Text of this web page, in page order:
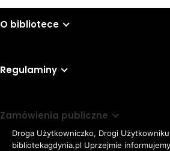
O bibliotece
Regulaminy
Zamówienia publiczne
Droga Użytkowniczko, Drogi
bibliotekagdynia.pl Uprzejmie